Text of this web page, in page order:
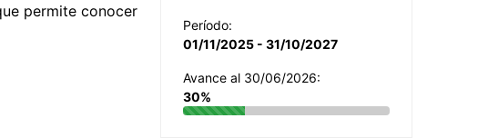
permite conocer
Período:
01/11/2025 - 31/10/2027
Avance al 30/06/2026:
30%